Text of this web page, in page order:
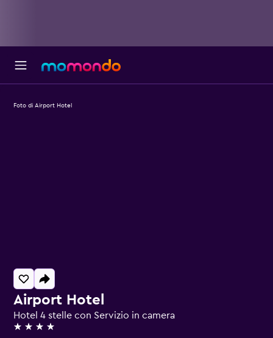
Airport Hotel
Hotel 4 stelle con Servizio in camera
4 stelle
Foto di Airport Hotel